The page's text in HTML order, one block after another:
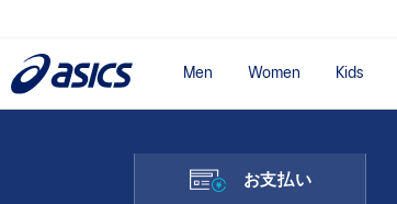
Men Women Kids
お支払い